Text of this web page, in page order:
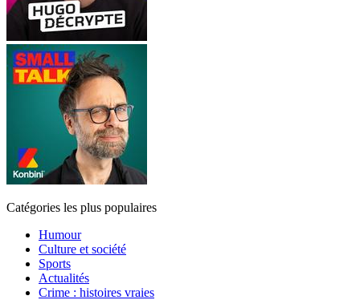
Catégories les plus populaires
Humour
Culture et société
Sports
Actualités
Crime : histoires vraies